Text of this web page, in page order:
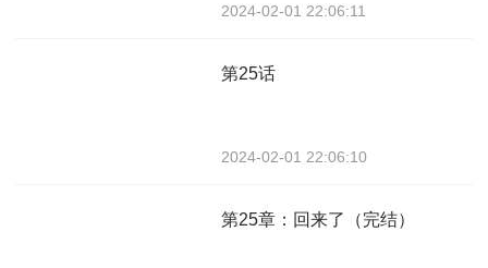
2024-02-01 22:06:11
第25话
2024-02-01 22:06:10
第25章：回来了（完结）